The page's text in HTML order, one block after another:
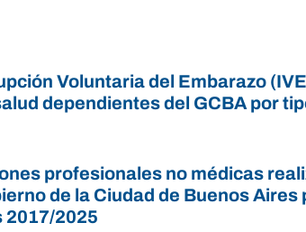
Voluntaria del Embarazo
dependientes del GCBA por
profesionales no médicas
de la Ciudad de Buenos
2017/2025